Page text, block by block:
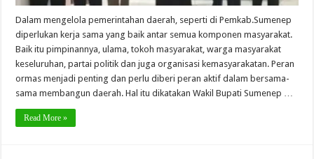
Dalam mengelola pemerintahan daerah, seperti di Pemkab.Sumenep
diperlukan kerja sama yang baik antar semua komponen masyarakat.
Baik itu pimpinannya, ulama, tokoh masyarakat, warga masyarakat
keseluruhan, partai politik dan juga organisasi kemasyarakatan. Peran
ormas menjadi penting dan perlu diberi peran aktif dalam bersama-
sama membangun daerah. Hal itu dikatakan Wakil Bupati Sumenep …
Read More »